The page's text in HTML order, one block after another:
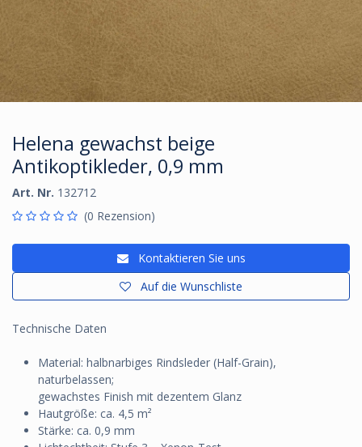
Helena gewachst beige
Antikoptikleder, 0,9 mm
Art. Nr. 132712
(0 Rezension)
Kontaktieren Sie uns
Auf die Wunschliste
Technische Daten
Material: halbnarbiges Rindsleder (Half-Grain),
naturbelassen;
gewachstes Finish mit dezentem Glanz
Hautgröße: ca. 4,5 m²
Stärke: ca. 0,9 mm